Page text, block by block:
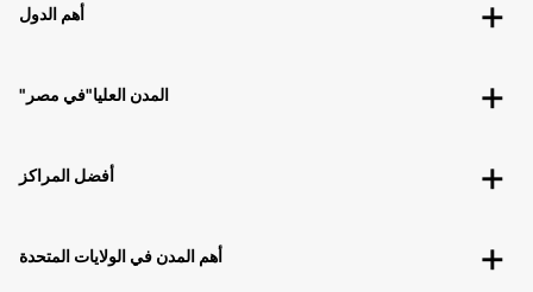
أهم الدول
"المدن العليا"في مصر
أفضل المراكز
أهم المدن في الولايات المتحدة